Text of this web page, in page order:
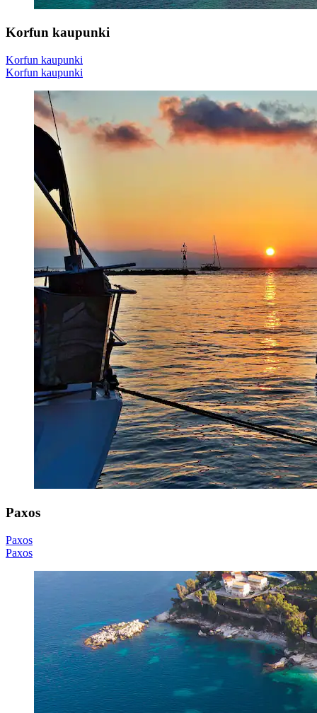
Korfun kaupunki
Korfun kaupunki
Korfun kaupunki
Paxos
Paxos
Paxos